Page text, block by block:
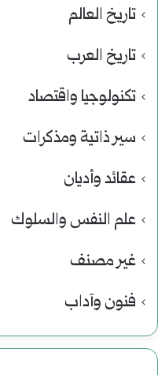
تاريخ العالم
تاريخ العرب
تكنولوجيا واقتصاد
سير ذاتية ومذكرات
عقائد وأديان
علم النفس والسلوك
غير مصنف
فنون وآداب